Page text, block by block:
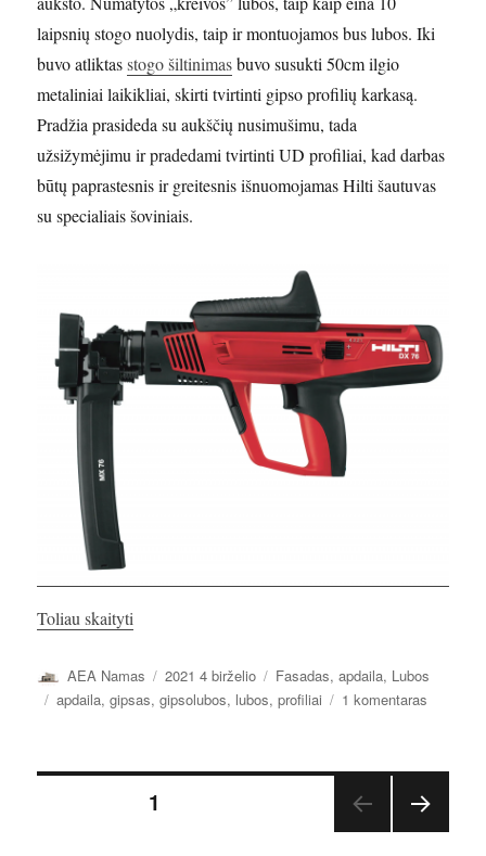
laipsnių stogo nuolydis, taip ir montuojamos bus lubos. Iki
buvo atliktasstogo šiltinimasbuvo susukti 50cm ilgio
metaliniai laikikliai, skirti tvirtinti gipso profilių karkasą.
Pradžia prasideda su aukščių nusimušimu, tada
užsižymėjimu ir pradedami tvirtinti UD profiliai, kad darbas
būtų paprastesnis ir greitesnis išnuomojamas Hilti šautuvas
su specialiais šoviniais.
Toliau skaityti
Autorius
AEA Namas Paskelbta
2021 4 birželio Kategorijos
Fasadas, apdaila, Lubos
Žymos
apdaila,gipsas,gipsolubos, lubos,profiliai 1 komentaras
1